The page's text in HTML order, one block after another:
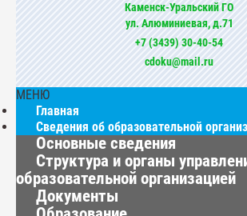
Каменск-Уральский ГО
ул. Алюминиевая, д.71
+7 (3439) 30-40-54
cdoku@mail.ru
МЕНЮ
Главная
Сведения об образовательной
Основные сведения
Структура и органы
образовательной организацией
Документы